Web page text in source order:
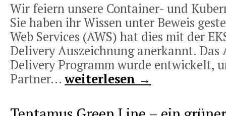
Wir feiern unsere Container- und
Sie haben ihr Wissen unter Beweis
Web Services (AWS) hat dies mit der
Delivery Auszeichnung anerkannt. Das
Delivery Programm wurde entwickelt,
Partner... weiterlesen →